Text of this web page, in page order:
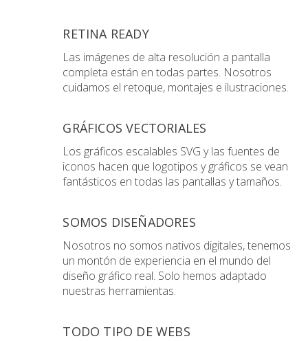
RETINA READY
Las imágenes de alta resolución a pantalla
completa están en todas partes. Nosotros
cuidamos el retoque, montajes e ilustraciones.
GRÁFICOS VECTORIALES
Los gráficos escalables SVG y las fuentes de
iconos hacen que logotipos y gráficos se vean
fantásticos en todas las pantallas y tamaños.
SOMOS DISEÑADORES
Nosotros no somos nativos digitales, tenemos
un montón de experiencia en el mundo del
diseño gráfico real. Solo hemos adaptado
nuestras herramientas.
TODO TIPO DE WEBS